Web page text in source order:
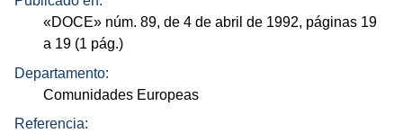
«DOCE» núm. 89, de 4 de abril de 1992, páginas 19
a 19 (1 pág.)
Departamento:
Comunidades Europeas
Referencia: